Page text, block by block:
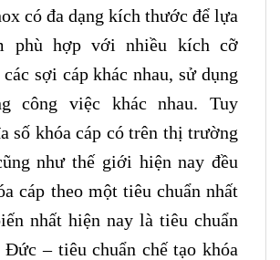
có đa dạng kích thước để lựa
phù hợp với nhiều kích cỡ
sợi cáp khác nhau, sử dụng
công việc khác nhau. Tuy
số khóa cáp có trên thị trường
như thế giới hiện nay đều
cáp theo một tiêu chuẩn nhất
nhất hiện nay là tiêu chuẩn
Đức – tiêu chuẩn chế tạo khóa